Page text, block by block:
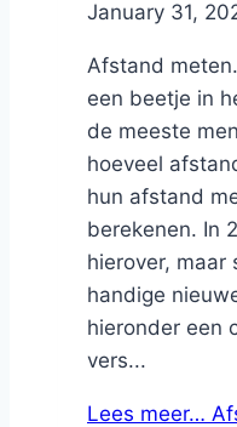
ByNicole
January 31,
Afstand
een beetje in
de meeste
hoeveel
hun afstand
berekenen. In
hierover, maar
handige
hieronder een
vers...
Lees meer…